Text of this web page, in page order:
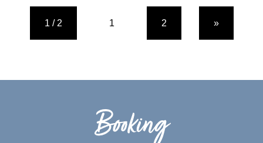
1 / 2 1 2 »
Booking